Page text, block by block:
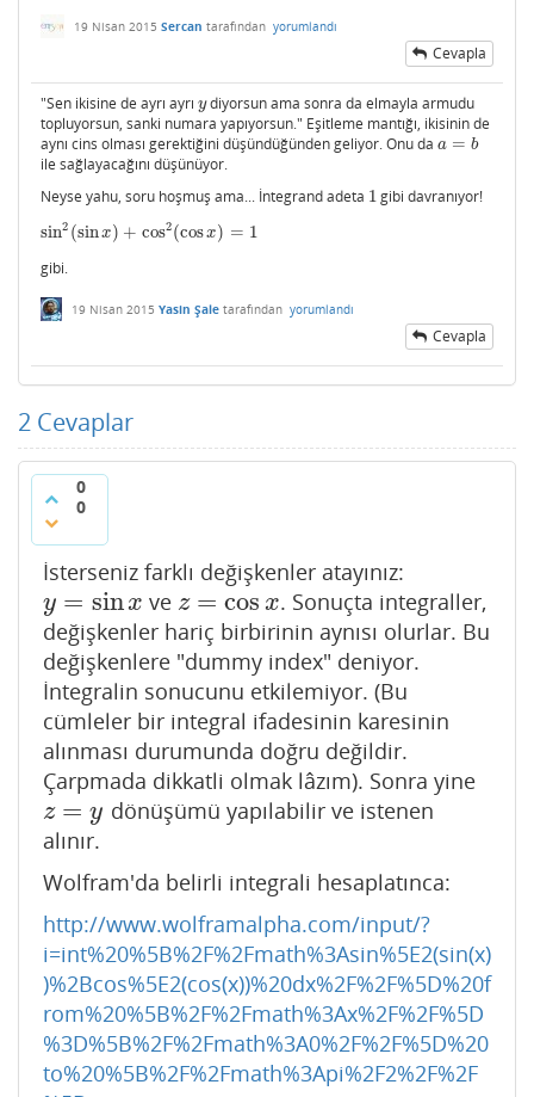
19 Nisan 2015 Sercan tarafından yorumlandı
Cevapla
"Sen ikisine de ayrı ayrı y
ydiyorsun ama sonra da elmayla armudu
topluyorsun, sanki numara yapıyorsun." Eşitleme mantığı, ikisinin de
aynı cins olması gerektiğini düşündüğünden geliyor. Onu da a = b
a=b
ile sağlayacağını düşünüyor.
Neyse yahu, soru hoşmuş ama... İntegrand adeta 1
1gibi davranıyor!
sin2 (sinx) + cos2(cosx) = 1
sin2(sin x)+ cos2(cosx)=1
gibi.
19 Nisan 2015 Yasin Şale tarafından yorumlandı
Cevapla
2 Cevaplar
0
0
İsterseniz farklı değişkenler atayınız:
y = sinx
y=sinx ve z = cos x
z=cosx
. Sonuçta integraller,
değişkenler hariç birbirinin aynısı olurlar. Bu
değişkenlere "dummy index" deniyor.
İntegralin sonucunu etkilemiyor. (Bu
cümleler bir integral ifadesinin karesinin
alınması durumunda doğru değildir.
Çarpmada dikkatli olmak lâzım). Sonra yine
z = y
z=y
dönüşümü yapılabilir ve istenen
alınır.
Wolfram'da belirli integrali hesaplatınca:
http://www.wolframalpha.com/input/?
i=int%20%5B%2F%2Fmath%3Asin%5E2(sin(x)
)%2Bcos%5E2(cos(x))%20dx%2F%2F%5D%20f
rom%20%5B%2F%2Fmath%3Ax%2F%2F%5D
%3D%5B%2F%2Fmath%3A0%2F%2F%5D%20
to%20%5B%2F%2Fmath%3Api%2F2%2F%2F